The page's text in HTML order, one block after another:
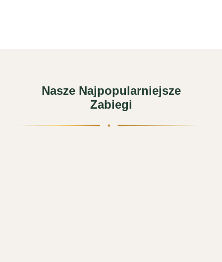
Nasze Najpopularniejsze
Zabiegi